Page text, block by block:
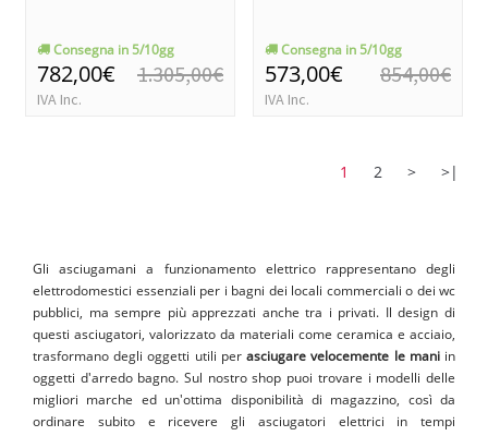
Consegna in 5/10gg
782,00€
IVA Inc.
1.305,00€
Consegna in 5/10gg
573,00€
IVA Inc.
854,00€
1 2 > >|
Gli asciugamani a funzionamento elettrico rappresentano degli
elettrodomestici essenziali per i bagni dei locali commerciali o dei wc
pubblici, ma sempre più apprezzati anche tra i privati. Il design di
questi asciugatori, valorizzato da materiali come ceramica e acciaio,
trasformano degli oggetti utili perasciugare velocemente le maniin
oggetti d'arredo bagno. Sul nostro shop puoi trovare i modelli delle
migliori marche ed un'ottima disponibilità di magazzino, così da
ordinare subito e ricevere gli asciugatori elettrici in tempi